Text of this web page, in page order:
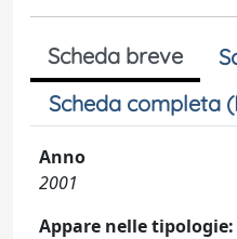
Scheda breve
Scheda completa
Anno
2001
Appare nelle tipologie: